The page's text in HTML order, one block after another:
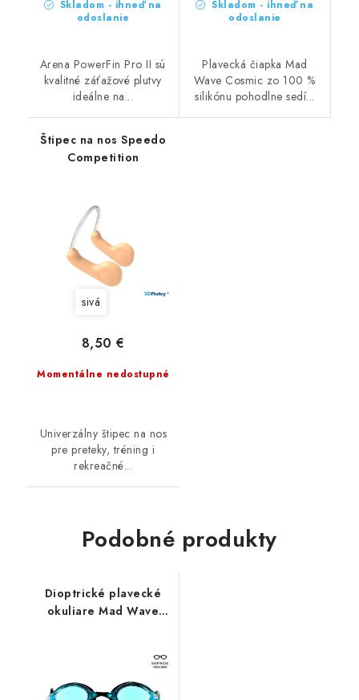
Skladom - ihneď na
odoslanie
Arena PowerFin Pro II sú
kvalitné záťažové plutvy
ideálne na...
Skladom - ihneď na
odoslanie
Plavecká čiapka Mad
Wave Cosmic zo 100 %
silikónu pohodlne sedí...
Štipec na nos Speedo
Competition
sivá
Momentálne nedostupné
8,50 €
Univerzálny štipec na nos
pre preteky, tréning i
rekreačné...
Podobné produkty
Dioptrické plavecké
okuliare Mad Wave